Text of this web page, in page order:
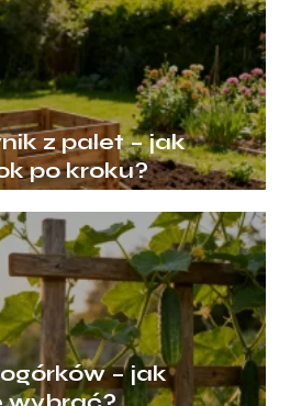
z palet – jak
po kroku?
– jak